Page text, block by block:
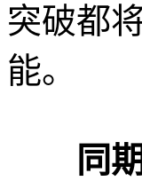
突破都
能。
同